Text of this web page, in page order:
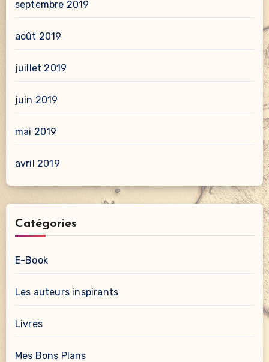
septembre 2019
août 2019
juillet 2019
juin 2019
mai 2019
avril 2019
Catégories
E-Book
Les auteurs inspirants
Livres
Mes Bons Plans